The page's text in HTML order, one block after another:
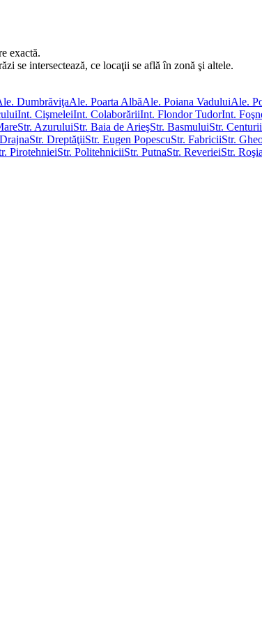
exactă.
se intersectează, ce locaţii se află în zonă şi altele.
DumbrăviţaAle. Poarta AlbăAle. Poiana VaduluiAle.
Int. CişmeleiInt. ColaborăriiInt. Flondor TudorInt.
Str. AzuruluiStr. Baia de ArieşStr. BasmuluiStr. Centurii
Str. DreptăţiiStr. Eugen PopescuStr. FabriciiStr.
PirotehnieiStr. PolitehniciiStr. PutnaStr. ReverieiStr.